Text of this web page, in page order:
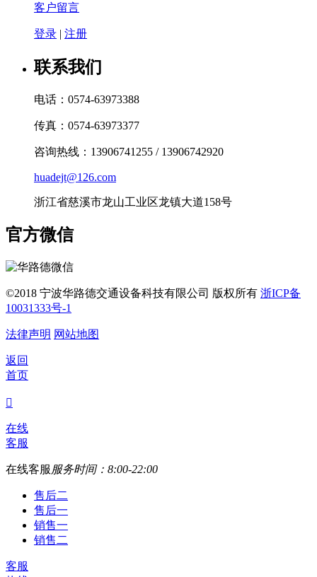
客户留言
登录 | 注册
联系我们
电话：0574-63973388
传真：0574-63973377
咨询热线：13906741255 / 13906742920
huadejt@126.com
浙江省慈溪市龙山工业区龙镇大道158号
官方微信
©2018 宁波华路德交通设备科技有限公司 版权所有 浙ICP备
10031333号-1
法律声明 网站地图
返回
首页

在线
客服
在线客服 服务时间：8:00-22:00
售后二
售后一
销售一
销售二
客服